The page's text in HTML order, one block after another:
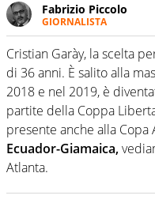
Fabrizio Piccolo
GIORNALISTA
Nella sua carriera
sportive e
competenza,
prevalentemente di
Cristian Garày, la scelta
di 36 anni. È salito alla
2018 e nel 2019, è
partite della Coppa
presente anche alla Copa
Ecuador-Giamaica,
Atlanta.